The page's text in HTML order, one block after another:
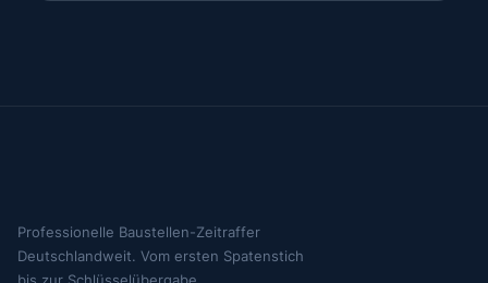
Professionelle Baustellen-Zeitraffer
Deutschlandweit. Vom ersten Spatenstich